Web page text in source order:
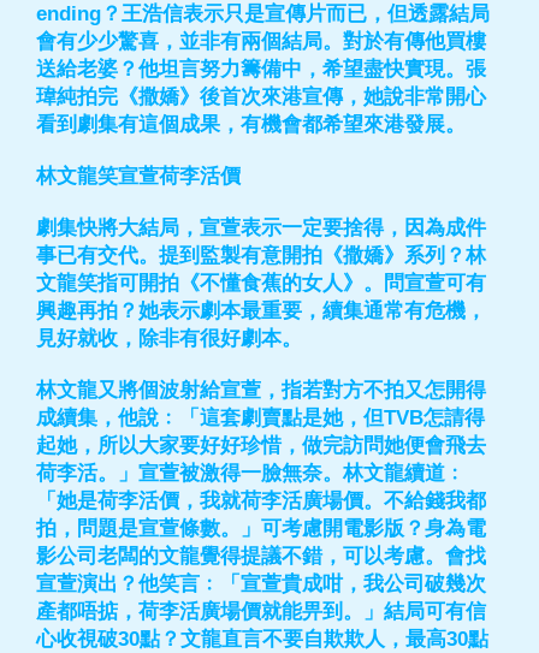
ending？王浩信表示只是宣傳片而已，但透露結局
會有少少驚喜，並非有兩個結局。對於有傳他買樓
送給老婆？他坦言努力籌備中，希望盡快實現。張
瑋純拍完《撒嬌》後首次來港宣傳，她說非常開心
看到劇集有這個成果，有機會都希望來港發展。
林文龍笑宣萱荷李活價
劇集快將大結局，宣萱表示一定要捨得，因為成件
事已有交代。提到監製有意開拍《撒嬌》系列？林
文龍笑指可開拍《不懂食蕉的女人》。問宣萱可有
興趣再拍？她表示劇本最重要，續集通常有危機，
見好就收，除非有很好劇本。
林文龍又將個波射給宣萱，指若對方不拍又怎開得
成續集，他說﹕「這套劇賣點是她，但TVB怎請得
起她，所以大家要好好珍惜，做完訪問她便會飛去
荷李活。」宣萱被激得一臉無奈。林文龍續道﹕
「她是荷李活價，我就荷李活廣場價。不給錢我都
拍，問題是宣萱條數。」可考慮開電影版？身為電
影公司老闆的文龍覺得提議不錯，可以考慮。會找
宣萱演出？他笑言﹕「宣萱貴成咁，我公司破幾次
產都唔掂，荷李活廣場價就能畀到。」結局可有信
心收視破30點？文龍直言不要自欺欺人，最高30點